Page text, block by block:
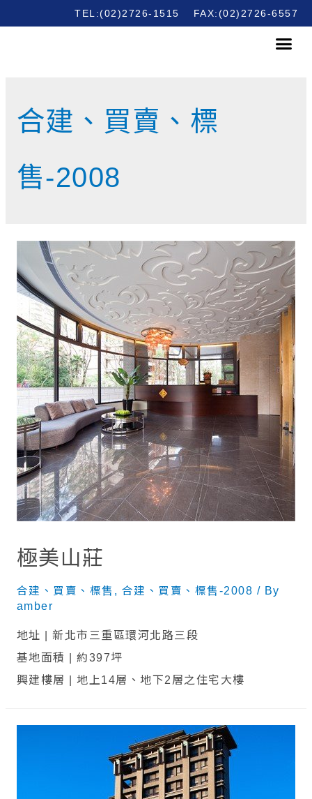
TEL:(02)2726-1515 FAX:(02)2726-6557
合建、買賣、標
售-2008
極美山莊
合建、買賣、標售 , 合建、買賣、標售-2008 / By
amber
地址 | 新北市三重區環河北路三段
基地面積 | 約397坪
興建樓層 | 地上14層、地下2層之住宅大樓